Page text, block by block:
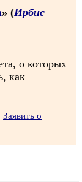
» (Ирбис
о которых
как
Заявить о